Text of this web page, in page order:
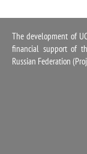
The development of
financial support of
Russian Federation